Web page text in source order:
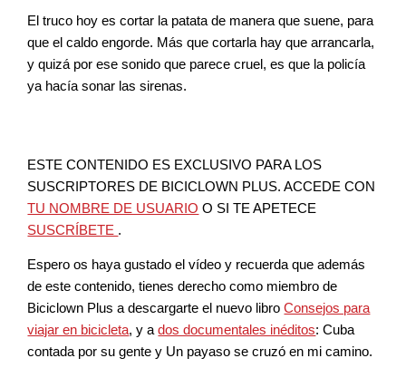
El truco hoy es cortar la patata de manera que suene, para
que el caldo engorde. Más que cortarla hay que arrancarla,
y quizá por ese sonido que parece cruel, es que la policía
ya hacía sonar las sirenas.
ESTE CONTENIDO ES EXCLUSIVO PARA LOS
SUSCRIPTORES DE BICICLOWN PLUS. ACCEDE CON
TU NOMBRE DE USUARIO O SI TE APETECE
SUSCRÍBETE .
Espero os haya gustado el vídeo y recuerda que además
de este contenido, tienes derecho como miembro de
Biciclown Plus a descargarte el nuevo libroConsejos para
viajar en bicicleta, y ados documentales inéditos: Cuba
contada por su gente y Un payaso se cruzó en mi camino.